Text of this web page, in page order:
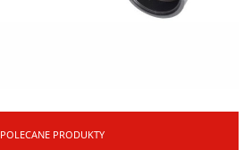
POLECANE PRODUKTY